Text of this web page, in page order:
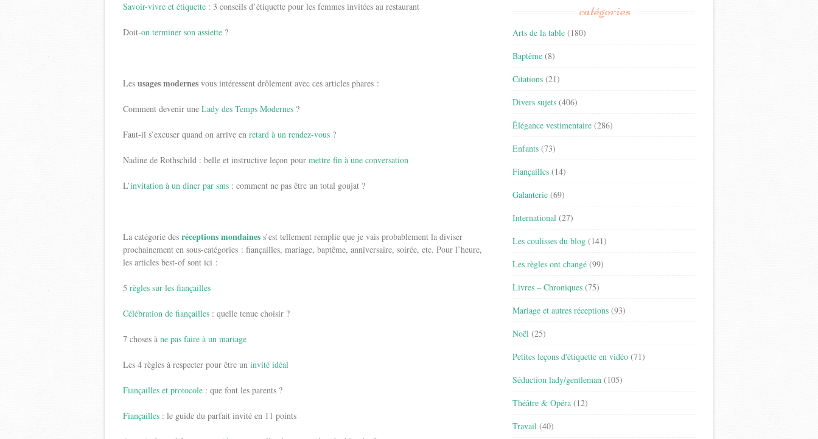
Savoir-vivre et étiquette : 3 conseils d’étiquette pour les femmes invitées au restaurant
Doit-on terminer son assiette ?
Les usages modernes vous intéressent drôlement avec ces articles phares :
Comment devenir une Lady des Temps Modernes ?
Faut-il s’excuser quand on arrive en retard à un rendez-vous ?
Nadine de Rothschild : belle et instructive leçon pour mettre fin à une conversation
L’invitation à un dîner par sms : comment ne pas être un total goujat ?
La catégorie des réceptions mondaines s’est tellement remplie que je vais probablement la diviser
prochainement en sous-catégories : fiançailles, mariage, baptême, anniversaire, soirée, etc. Pour l’heure,
les articles best-of sont ici :
5 règles sur les fiançailles
Célébration de fiançailles : quelle tenue choisir ?
7 choses à ne pas faire à un mariage
Les 4 règles à respecter pour être un invité idéal
Fiançailles et protocole : que font les parents ?
Fiançailles : le guide du parfait invité en 11 points
catégories
Arts de la table (180)
Baptême (8)
Citations (21)
Divers sujets (406)
Élégance vestimentaire (286)
Enfants (73)
Fiançailles (14)
Galanterie (69)
International (27)
Les coulisses du blog (141)
Les règles ont changé (99)
Livres – Chroniques (75)
Mariage et autres réceptions (93)
Noël (25)
Petites leçons d'étiquette en vidéo (71)
Séduction lady/gentleman (105)
Théâtre & Opéra (12)
Travail (40)